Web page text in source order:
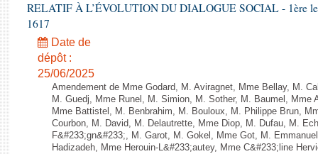
RELATIF À L’ÉVOLUTION DU DIALOGUE SOCIAL - 1ère
1617
Date de
dépôt :
25/06/2025
Amendement de Mme Godard, M. Aviragnet, Mme Bellay, M.
M. Guedj, Mme Runel, M. Simion, M. Sother, M. Baumel, Mme
Mme Battistel, M. Benbrahim, M. Bouloux, M. Philippe Brun,
Courbon, M. David, M. Delautrette, Mme Diop, M. Dufau, M.
F&#233;gn&#233;, M. Garot, M. Gokel, Mme Got, M.
Hadizadeh, Mme Herouin-L&#233;autey, Mme C&#233;line